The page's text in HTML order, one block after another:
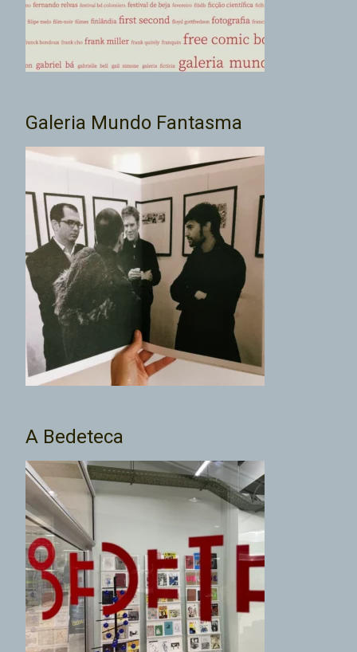
Galeria Mundo Fantasma
A Bedeteca